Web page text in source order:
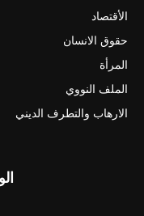
الأقتصاد
حقوق الانسان
المرأة
الملف النووي
الارهاب والتطرف الديني